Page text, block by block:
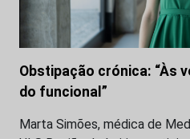
Obstipação crónica: “Às
do funcional”
Marta Simões, médica de